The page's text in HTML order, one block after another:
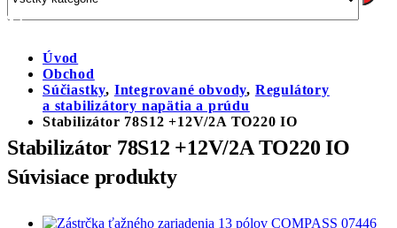
Úvod
Obchod
Súčiastky, Integrované obvody, Regulátory
a stabilizátory napätia a prúdu
Stabilizátor 78S12 +12V/2A TO220 IO
Stabilizátor 78S12 +12V/2A TO220 IO
Súvisiace produkty